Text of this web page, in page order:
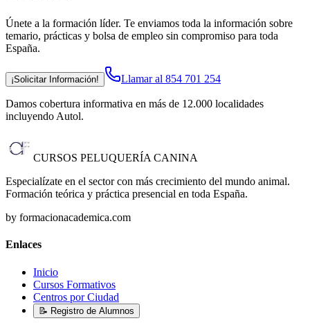
Únete a la formación líder. Te enviamos toda la información sobre
temario, prácticas y bolsa de empleo sin compromiso para toda
España.
¡Solicitar Información! Llamar al 854 701 254
Damos cobertura informativa en más de 12.000 localidades
incluyendo Autol.
CURSOS PELUQUERÍA CANINA
Especialízate en el sector con más crecimiento del mundo animal.
Formación teórica y práctica presencial en toda España.
by formacionacademica.com
Enlaces
Inicio
Cursos Formativos
Centros por Ciudad
📝 Registro de Alumnos